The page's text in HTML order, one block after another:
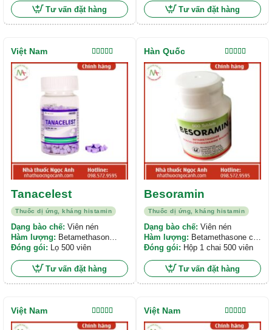
Tư vấn đặt hàng Tư vấn đặt hàng
Thuốc dị ứng, kháng histamin
Tanacelest
Được xếp
hạng5.00
Dạng bào chế: Viên nén
Hàm lượng: Betamethason
0,25mg; Dexclorpheniramin
Đóng gói: Lọ 500 viên
Tư vấn đặt hàng
Việt Nam
Thuốc dị ứng, kháng histamin
Besoramin
Được xếp
hạng5.00
Dạng bào chế: Viên nén
Hàm lượng: Betamethasone có
hàm lượng 0,25mg.
hàm lượng 2mg.
Đóng gói: Hộp 1 chai 500 viên
Tư vấn đặt hàng
Hàn Quốc
Được xếp
Việt Nam
Được xếp
Việt Nam